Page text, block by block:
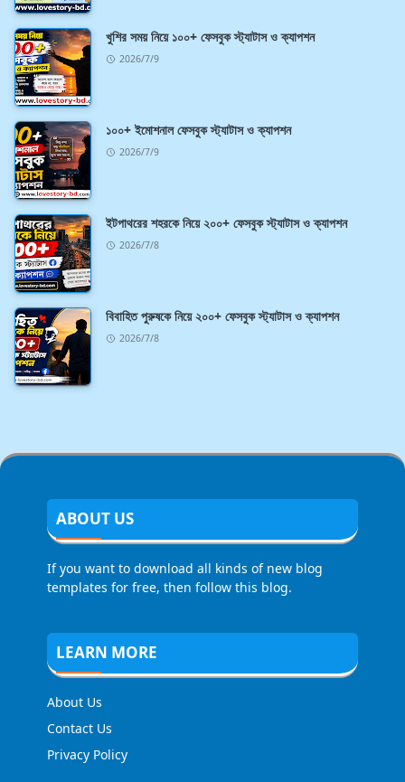
খুশির সময় নিয়ে ১০০+ ফেসবুক স্ট্যাটাস ও ক্যাপশন
2026/7/9
১০০+ ইমোশনাল ফেসবুক স্ট্যাটাস ও ক্যাপশন
2026/7/9
ইটপাথরের শহরকে নিয়ে ২০০+ ফেসবুক স্ট্যাটাস ও ক্যাপশন
2026/7/8
বিবাহিত পুরুষকে নিয়ে ২০০+ ফেসবুক স্ট্যাটাস ও ক্যাপশন
2026/7/8
ABOUT US
If you want to download all kinds of new blog
templates for free, then follow this blog.
LEARN MORE
About Us
Contact Us
Privacy Policy